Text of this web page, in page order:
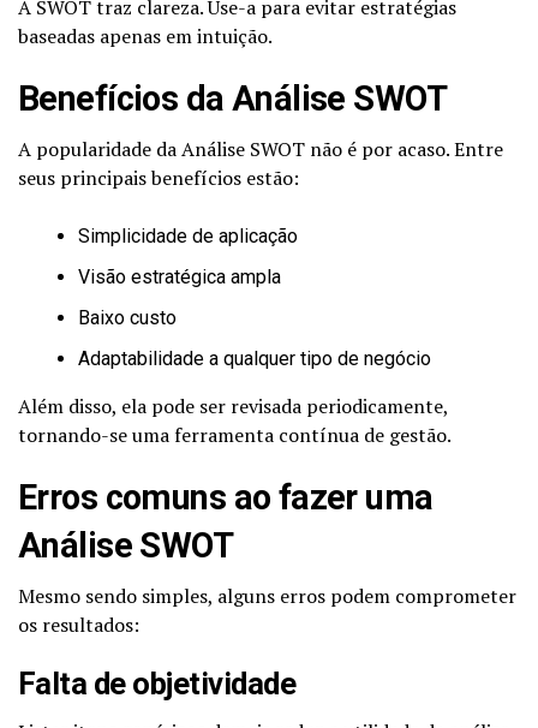
A SWOT traz clareza. Use-a para evitar estratégias
baseadas apenas em intuição.
Benefícios da Análise SWOT
A popularidade da Análise SWOT não é por acaso. Entre
seus principais benefícios estão:
Simplicidade de aplicação
Visão estratégica ampla
Baixo custo
Adaptabilidade a qualquer tipo de negócio
Além disso, ela pode ser revisada periodicamente,
tornando-se uma ferramenta contínua de gestão.
Erros comuns ao fazer uma
Análise SWOT
Mesmo sendo simples, alguns erros podem comprometer
os resultados:
Falta de objetividade